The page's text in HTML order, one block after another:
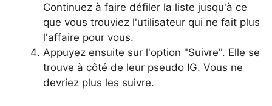
Continuez à faire défiler la liste jusqu'à ce
que vous trouviez l'utilisateur qui ne fait plus
l'affaire pour vous.
Appuyez ensuite sur l'option "Suivre". Elle se
trouve à côté de leur pseudo IG. Vous ne
devriez plus les suivre.